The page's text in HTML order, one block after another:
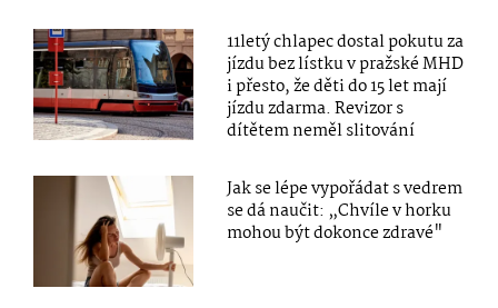
11letý chlapec dostal pokutu za
jízdu bez lístku v pražské MHD
i přesto, že děti do 15 let mají
jízdu zdarma. Revizor s
dítětem neměl slitování
Jak se lépe vypořádat s vedrem
se dá naučit: „Chvíle v horku
mohou být dokonce zdravé"